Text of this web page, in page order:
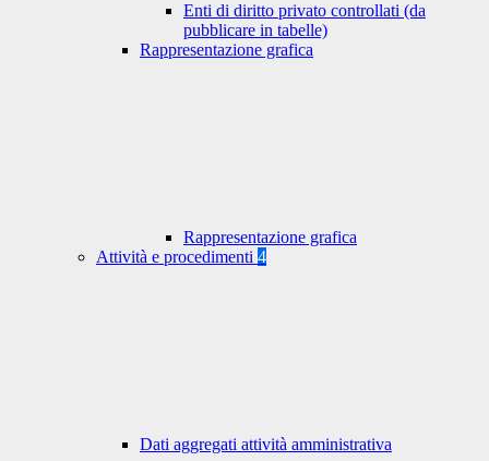
Enti di diritto privato controllati (da
pubblicare in tabelle)
Rappresentazione grafica
Rappresentazione grafica
Attività e procedimenti 4
Dati aggregati attività amministrativa